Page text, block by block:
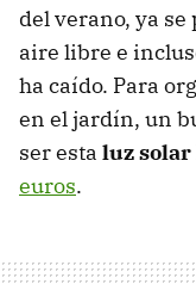
del verano, ya
aire libre e
ha caído. Para
en el jardín, un
ser esta luz
euros.